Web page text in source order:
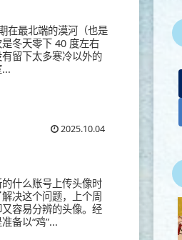
在最北端的漠河（也是
冬天零下 40 度左右
留下太多寒冷以外的
2025.10.04
什么账号上传头像时
决这个问题，上个周
容易分辨的头像。经
备以“鸡”...